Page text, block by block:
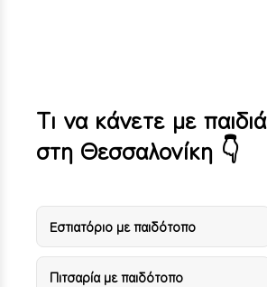
Τι να κάνετε με παιδιά
στη Θεσσαλονίκη 👇
Eστιατόριο με παιδότοπο
Πιτσαρία με παιδότοπο